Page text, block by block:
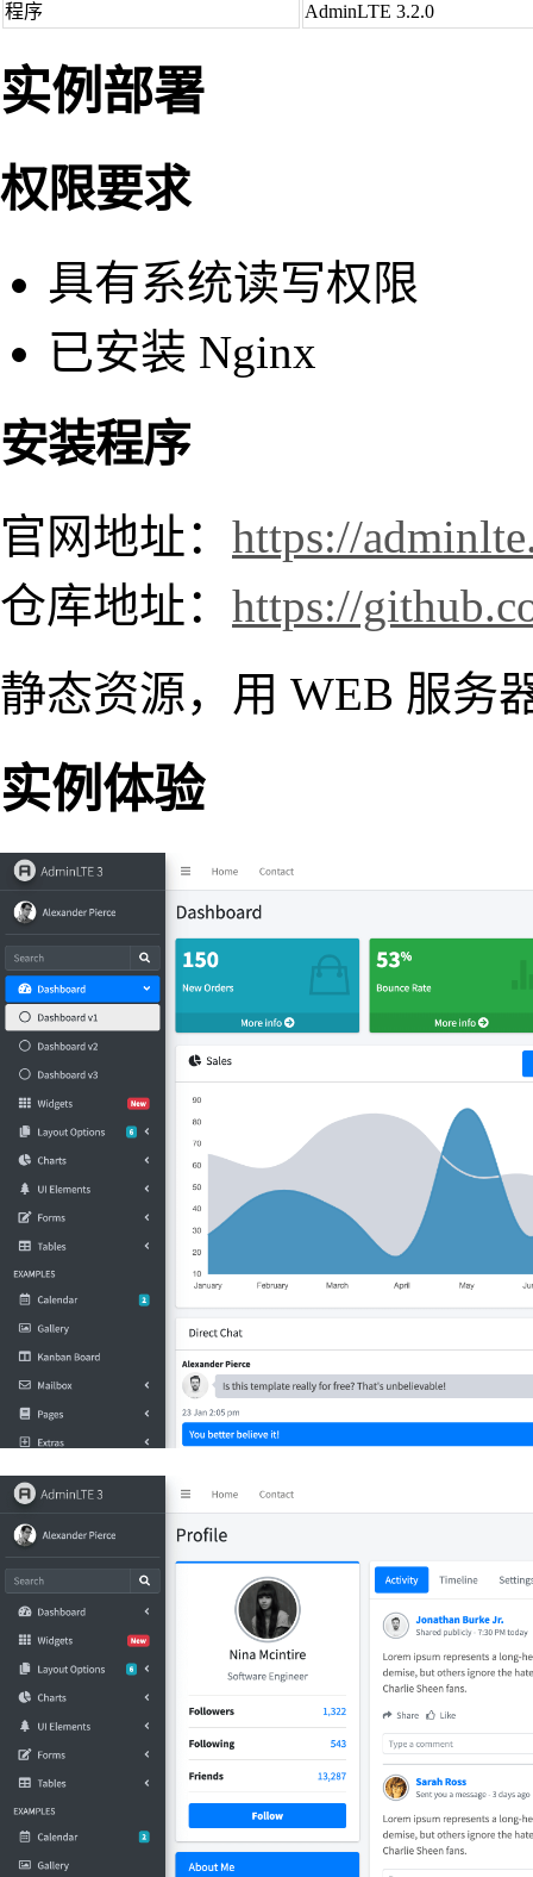
程序
AdminLTE 3.2.0
实例部署
权限要求
具有系统读写权限
已安装 Nginx
安装程序
官网地址： https://
仓库地址： https://
静态资源，用 WEB 服务
实例体验